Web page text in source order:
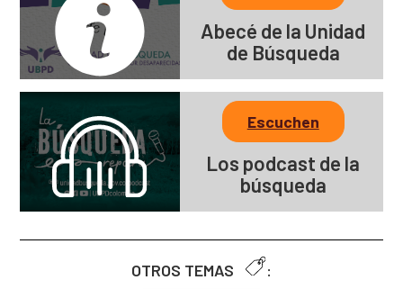
Abecé de la Unidad
de Búsqueda
Escuchen
Los podcast de la
búsqueda
OTROS TEMAS
: